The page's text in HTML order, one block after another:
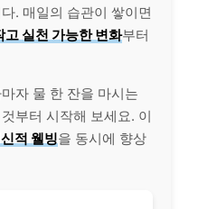
. 매일의 습관이 쌓이면
고 실천 가능한 변화부터
자 물 한 잔을 마시는
부터 시작해 보세요. 이
적 웰빙을 동시에 향상